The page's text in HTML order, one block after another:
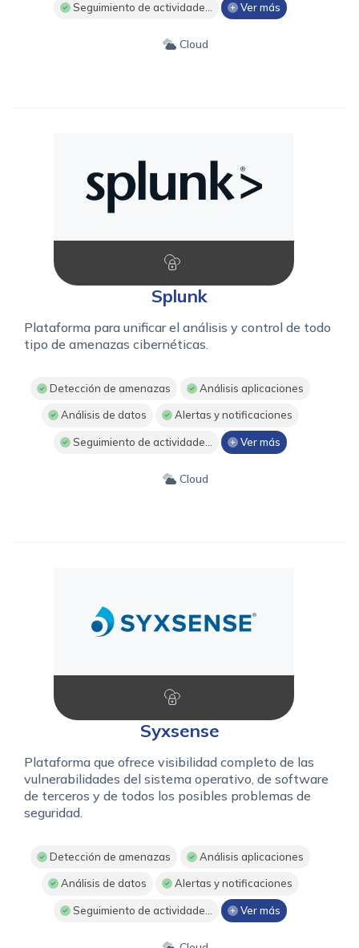
Seguimiento de actividade... Ver más
Cloud
Splunk
Plataforma para unificar el análisis y control de todo
tipo de amenazas cibernéticas.
Detección de amenazas Análisis aplicaciones
Análisis de datos Alertas y notificaciones
Seguimiento de actividade... Ver más
Cloud
Syxsense
Plataforma que ofrece visibilidad completo de las
vulnerabilidades del sistema operativo, de software
de terceros y de todos los posibles problemas de
seguridad.
Detección de amenazas Análisis aplicaciones
Análisis de datos Alertas y notificaciones
Seguimiento de actividade... Ver más